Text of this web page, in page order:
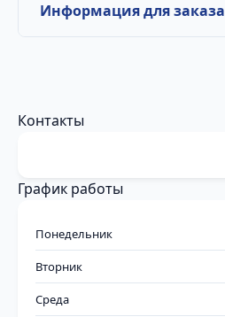
Информация для заказа
Контакты
График работы
Понедельник
Вторник
Среда